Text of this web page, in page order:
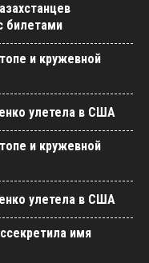
билетами
и кружевной
улетела в США
и кружевной
улетела в США
имя